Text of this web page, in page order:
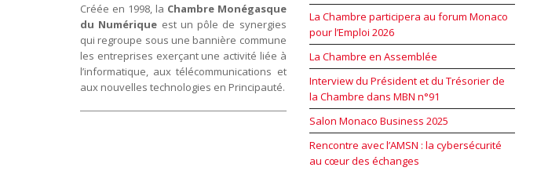
Créée en 1998, la Chambre Monégasque
du Numérique est un pôle de synergies
qui regroupe sous une bannière commune
les entreprises exerçant une activité liée à
l’informatique, aux télécommunications et
aux nouvelles technologies en Principauté.
La Chambre participera au forum Monaco
pour l’Emploi 2026
La Chambre en Assemblée
Interview du Président et du Trésorier de
la Chambre dans MBN n°91
Salon Monaco Business 2025
Rencontre avec l’AMSN : la cybersécurité
au cœur des échanges